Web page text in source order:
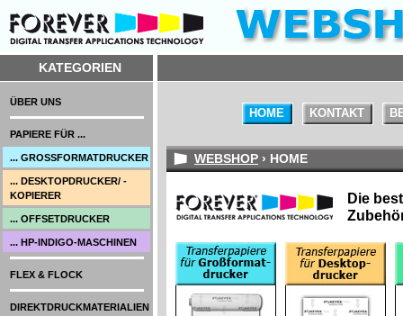
KATEGORIEN
HOME KONTAKT
WEBSHOP › HOME
Die
ÜBER UNS
PAPIERE FÜR ...
... GROSSFORMATDRUCKER
... DESKTOPDRUCKER/ -
KOPIERER
... OFFSETDRUCKER
... HP-INDIGO-MASCHINEN
FLEX & FLOCK
DIREKTDRUCKMATERIALIEN